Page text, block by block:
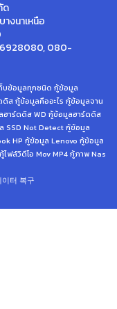
ด
งนาเหนือ
6928080, 080-
บข้อมูลทุกชนิด กู้ข้อมูล
ส กู้ข้อมูลคืออะไร กู้ข้อมูลจาน
าร์ดดิส WD กู้ข้อมูลฮาร์ดดิส
SSD Not Detect กู้ข้อมูล
HP กู้ข้อมูล Lenovo กู้ข้อมูล
ฟล์วิดีโอ Mov MP4 กู้ภาพ Nas
터 복구